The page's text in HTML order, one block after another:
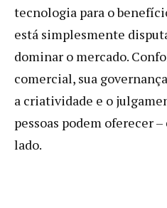
tecnologia para o
está simplesmente
dominar o mercado.
comercial, sua
a criatividade e o
pessoas podem oferecer
lado.